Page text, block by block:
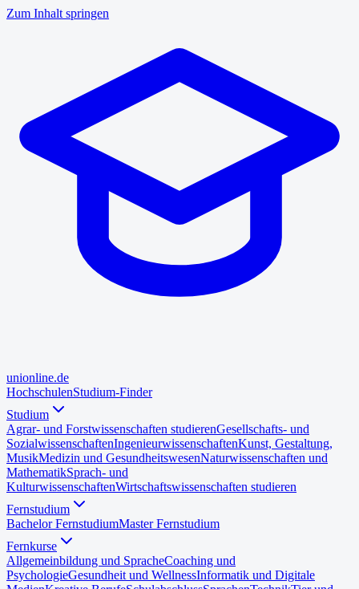
Zum Inhalt springen
unionline.de
HochschulenStudium-Finder
Studium
Agrar- und Forstwissenschaften studierenGesellschafts- und
SozialwissenschaftenIngenieurwissenschaftenKunst, Gestaltung,
MusikMedizin und GesundheitswesenNaturwissenschaften und
MathematikSprach- und
KulturwissenschaftenWirtschaftswissenschaften studieren
Fernstudium
Bachelor FernstudiumMaster Fernstudium
Fernkurse
Allgemeinbildung und SpracheCoaching und
PsychologieGesundheit und WellnessInformatik und Digitale